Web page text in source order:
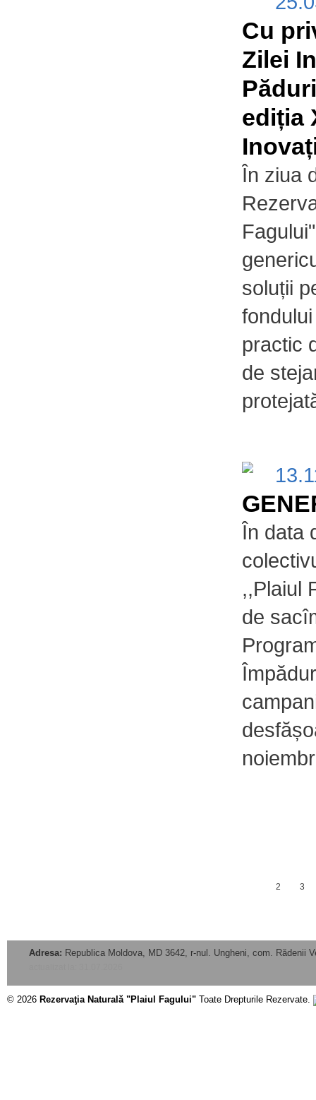
Cu
Zilei
ediția
În ziua
soluții
practic
de
În data
,,Plaiul
de
2 3
Adresa: Republica Moldova, MD 3642, r-nul. Ungheni, com. Rădenii
© 2026 Rezervaţia Naturală "Plaiul Fagului" Toate Drepturile Rezervate.